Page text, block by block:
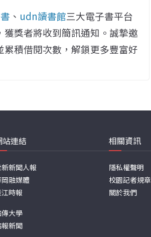
、 udn讀書館三大電子書平台
獎者將收到簡訊通知。誠摯邀
積借閱次數，解鎖更多豐富好
站連結
新聞人報
融媒體
時報
大學
新聞
相關資訊
隱私權聲明
校園記者規章
關於我們